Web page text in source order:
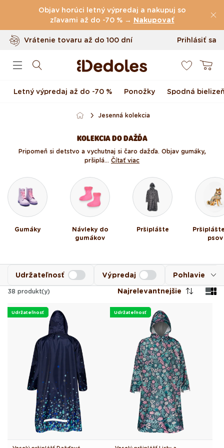
Preskočiť na obsah
Objav horúci letný výpredaj a nakupuj so
zľavami až do -70 % → Nakupovať
Poštovnézdarma nad39 €
Vrátenie tovaru až do 100 dní
Originálny dizajn navrhnutý u nás
Prihlásiť sa
Košík
Letný výpredaj až do -70 % Ponožky Spodná
Jesenná kolekcia
KOLEKCIA DO DAŽĎA
Pripomeň si detstvo a vychutnaj si čaro dažďa. Objav gumáky,
pršiplá... Čítať viac
Gumáky
Návleky do
gumákov
Pršiplášte
psov
Pohlavie
Udržateľnosť Výpredaj
38 produkt(y) Najrelevantnejšie
Udržateľnosť Udržateľnosť